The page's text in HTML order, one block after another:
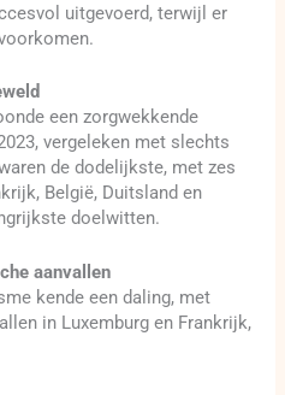
uitgevoerd, terwijl er
een zorgwekkende
vergeleken met slechts
de dodelijkste, met zes
België, Duitsland en
doelwitten.
aanvallen
kende een daling, met
in Luxemburg en Frankrijk,